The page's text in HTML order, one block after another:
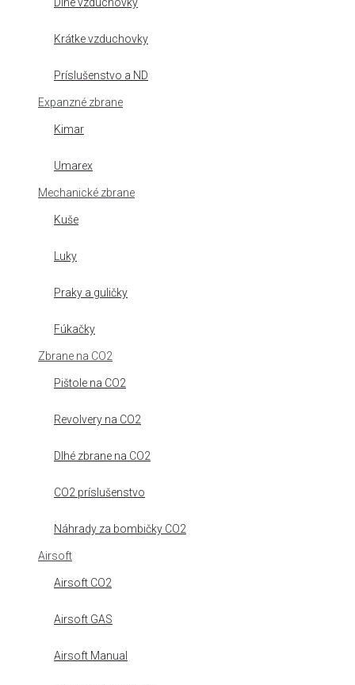
Krátke vzduchovky
Príslušenstvo a ND
Expanzné zbrane
Kimar
Umarex
Mechanické zbrane
Kuše
Luky
Praky a guličky
Fúkačky
Zbrane na CO2
Pištole na CO2
Revolvery na CO2
Dlhé zbrane na CO2
CO2 príslušenstvo
Náhrady za bombičky CO2
Airsoft
Airsoft CO2
Airsoft GAS
Airsoft Manual